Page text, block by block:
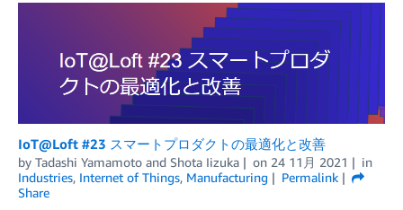
IoT@Loft #23 スマートプロダクトの最適化と改善
by Tadashi Yamamoto and Shota Iizuka on 24 11月 2021
in
Industries, Internet of Things, Manufacturing
Permalink
Share